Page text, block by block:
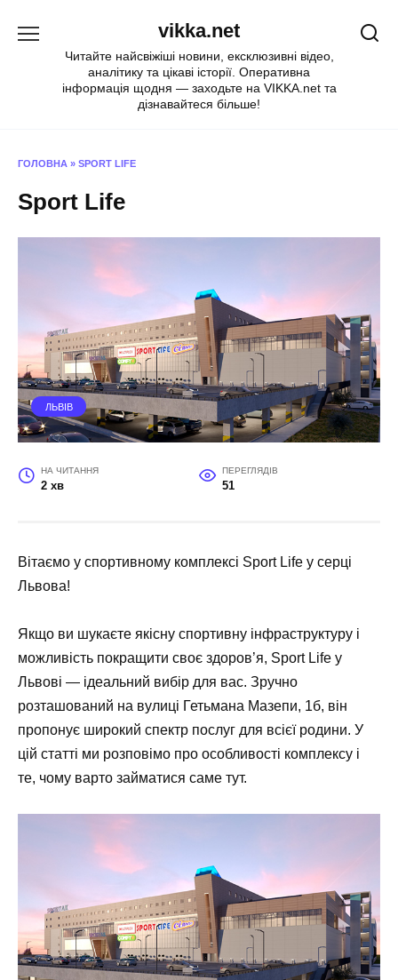
vikka.net
Читайте найсвіжіші новини, ексклюзивні відео,
аналітику та цікаві історії. Оперативна
інформація щодня — заходьте на VIKKA.net та
дізнавайтеся більше!
ГОЛОВНА » SPORT LIFE
Sport Life
ЛЬВІВ
НА ЧИТАННЯ
2 хв
ПЕРЕГЛЯДІВ
51
Вітаємо у спортивному комплексі Sport Life у серці
Львова!
Якщо ви шукаєте якісну спортивну інфраструктуру і
можливість покращити своє здоров’я, Sport Life у
Львові — ідеальний вибір для вас. Зручно
розташований на вулиці Гетьмана Мазепи, 1б, він
пропонує широкий спектр послуг для всієї родини. У
цій статті ми розповімо про особливості комплексу і
те, чому варто займатися саме тут.